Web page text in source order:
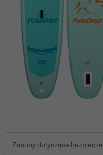
Zasoby dotyczące